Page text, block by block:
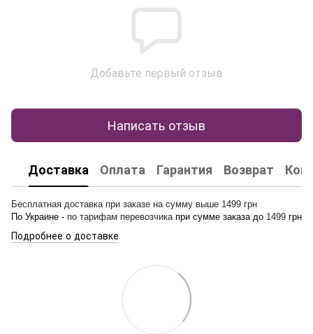
Добавьте первый отзыв
Написать отзыв
Доставка Оплата Гарантия Возврат
Бесплатная доставка при заказе на сумму выше 1499 грн
По Украине - по тарифам перевозчика при сумме заказа до 1499 грн
Подробнее о доставке